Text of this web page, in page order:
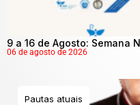
9 a 16 de Agosto: Semana
06 de agosto de 2026
Pautas atuais